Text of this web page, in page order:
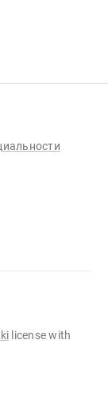
license with